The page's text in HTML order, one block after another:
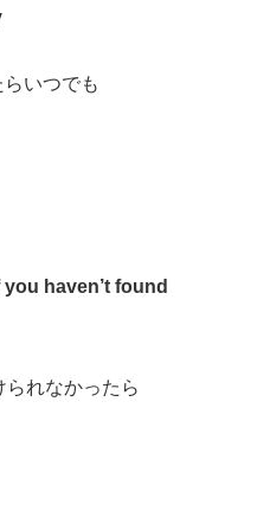
いつでも
haven’t found
れなかったら